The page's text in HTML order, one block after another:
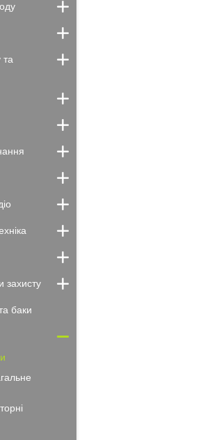
та
захисту
баки